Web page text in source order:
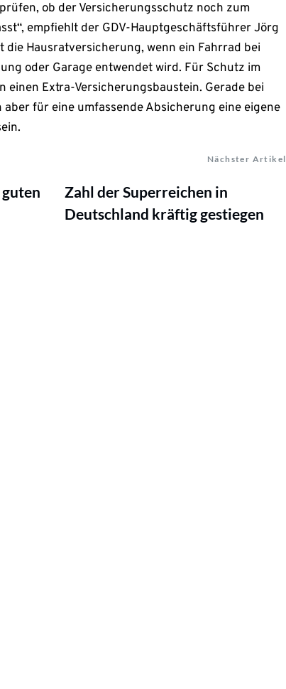
ob der Versicherungsschutz noch zum
empfiehlt der GDV-Hauptgeschäftsführer Jörg
Hausratversicherung, wenn ein Fahrrad bei
oder Garage entwendet wird. Für Schutz im
einen Extra-Versicherungsbaustein. Gerade bei
für eine umfassende Absicherung eine eigene
Nächster Artikel
Zahl der Superreichen in
Deutschland kräftig gestiegen